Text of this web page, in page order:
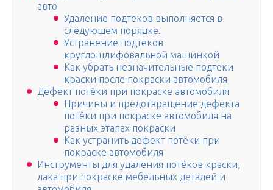
авто
Удаление подтеков выполняется в
следующем порядке.
Устранение подтеков
круглошлифовальной машинкой
Как убрать незначительные подтеки
краски после покраски автомобиля
Дефект потёки при покраске автомобиля
Причины и предотвращение дефекта
потёки при покраске автомобиля на
разных этапах покраски
Как устранить дефект потёки при
покраске автомобиля
Инструменты для удаления потёков краски,
лака при покраске мебельных деталей и